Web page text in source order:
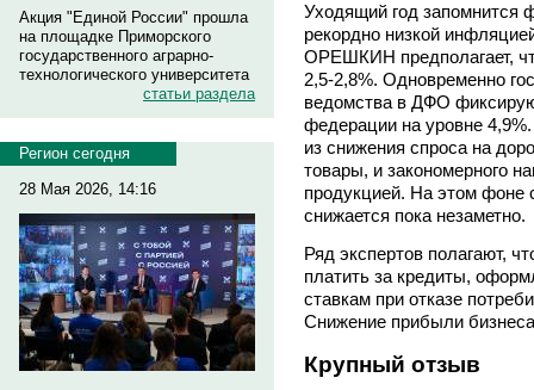
Акция "Единой России" прошла
на площадке Приморского
государственного аграрно-
технологического университета
статьи раздела
Регион сегодня
28 Мая 2026, 14:16
Уходящий год запомнится
рекордно низкой
ОРЕШКИН предполагает,
2,5-2,8%. Одновременно
ведомства в ДФО
федерации на уровне
из снижения спроса на
товары, и закономерного
продукцией. На этом фоне
снижается пока незаметно.
Ряд экспертов полагают,
платить за кредиты,
ставкам при отказе
Снижение прибыли
Крупный отзыв